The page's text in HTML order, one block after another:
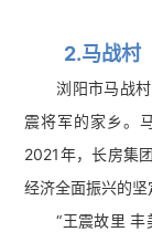
2.马战村
浏阳市马战村
震将军的家乡。
2021年，长房集
经济全面振兴的坚
“王震故里 丰美